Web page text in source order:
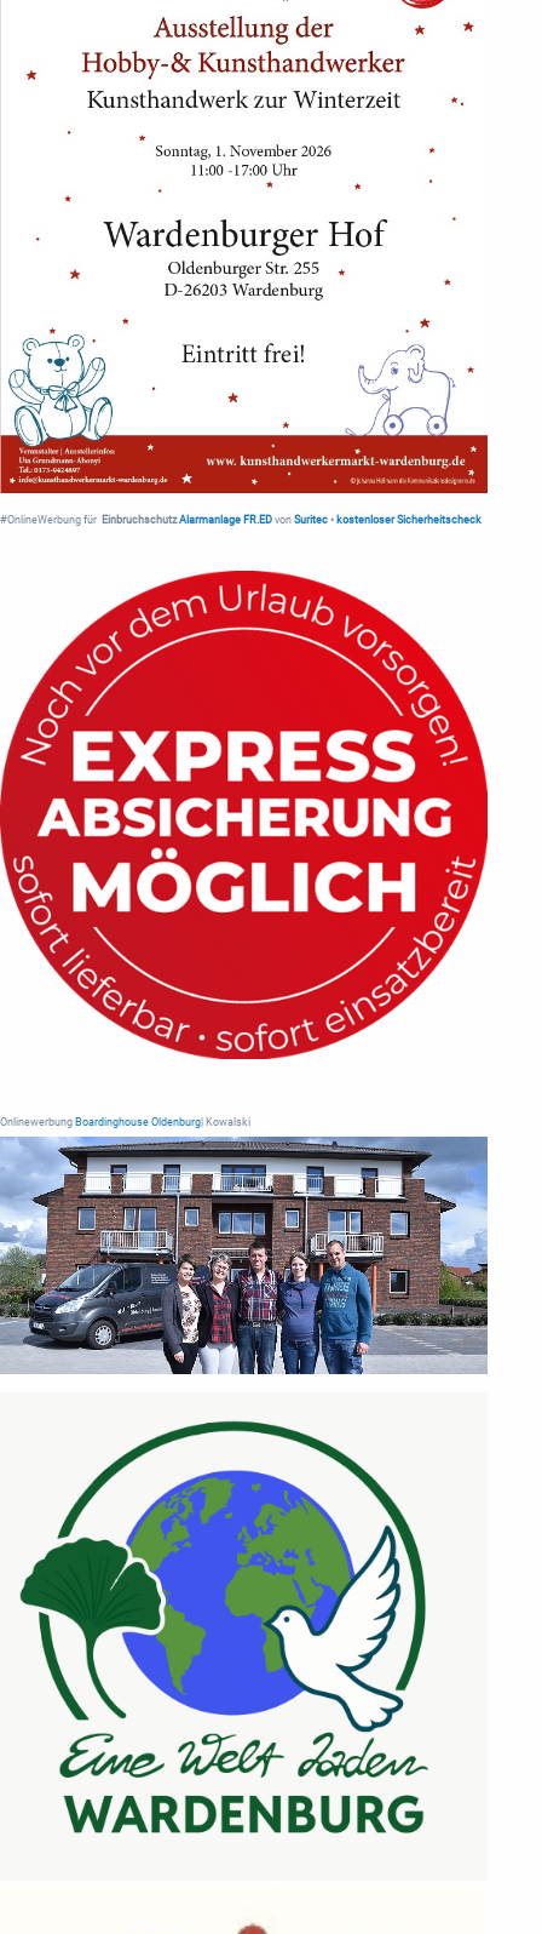
#OnlineWerbung für Einbruchschutz Alarmanlage FR.ED von Suritec • kostenloser Sicherheitscheck
Onlinewerbung Boardinghouse Oldenburg | Kowalski